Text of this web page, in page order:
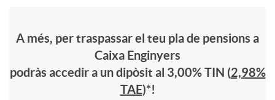
a
a
n
A més, per traspassar el teu pla de pensions a
Caixa Enginyers
podràs accedir a un dipòsit al 3,00% TIN (2,98%
TAE)*!